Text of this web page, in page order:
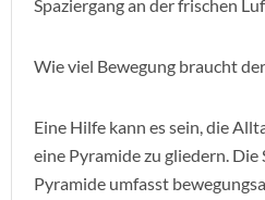
Spaziergang an der frischen
Wie viel Bewegung braucht
Eine Hilfe kann es sein, die
eine Pyramide zu gliedern. Die
Pyramide umfasst